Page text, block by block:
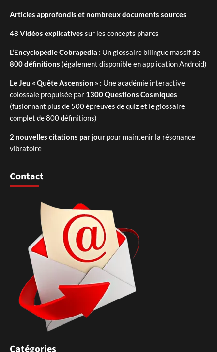
Articles approfondis et nombreux documents sources
48 Vidéos explicatives sur les concepts phares
L’Encyclopédie Cobrapedia : Un glossaire bilingue massif de
800 définitions (également disponible en application Android)
Le Jeu « Quête Ascension » : Une académie interactive
colossale propulsée par 1300 Questions Cosmiques
(fusionnant plus de 500 épreuves de quiz et le glossaire
complet de 800 définitions)
2 nouvelles citations par jour pour maintenir la résonance
vibratoire
Contact
Catégories